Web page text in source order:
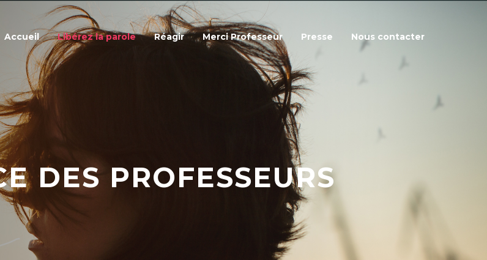
Accueil Libérez la parole Réagir Merci Professeur Presse Nous contacter
DES PROFESSEURS